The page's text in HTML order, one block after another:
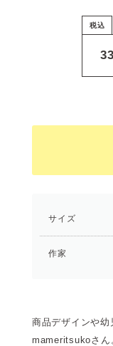
税込
サイズ
作家
商品デザインや
mameritsukoさん